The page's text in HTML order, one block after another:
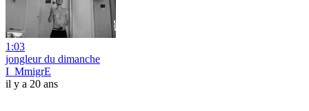
1:03
jongleur du dimanche
I_MmigrE
il y a 20 ans